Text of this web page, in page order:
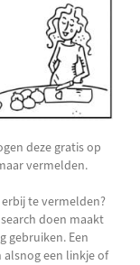
deze gratis op
vermelden.
te vermelden?
doen maakt
gebruiken. Een
een linkje of